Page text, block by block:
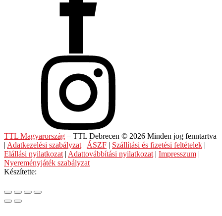
TTL Magyarország – TTL Debrecen © 2026 Minden jog fenntartva
| Adatkezelési szabályzat | ÁSZF | Szállítási és fizetési feltételek |
Elállási nyilatkozat | Adattovábbítási nyilatkozat | Impresszum |
Nyereményjáték szabályzat
Készítette: